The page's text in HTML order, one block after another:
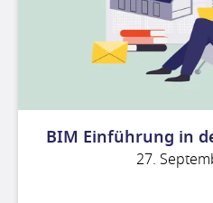
BIM Einführung in
27.